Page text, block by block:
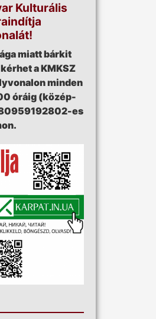
Kulturális
miatt bárkit
a KMKSZ
minden
óráig (közép-
es